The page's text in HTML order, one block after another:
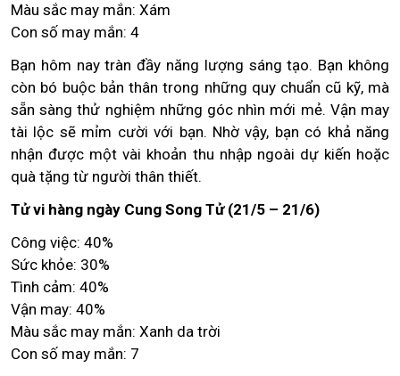
Màu sắc may mắn: Xám
Con số may mắn: 4
Bạn hôm nay tràn đầy năng lượng sáng tạo. Bạn không
còn bó buộc bản thân trong những quy chuẩn cũ kỹ, mà
sẵn sàng thử nghiệm những góc nhìn mới mẻ. Vận may
tài lộc sẽ mỉm cười với bạn. Nhờ vậy, bạn có khả năng
nhận được một vài khoản thu nhập ngoài dự kiến hoặc
quà tặng từ người thân thiết.
Tử vi hàng ngày Cung Song Tử (21/5 – 21/6)
Công việc: 40%
Sức khỏe: 30%
Tình cảm: 40%
Vận may: 40%
Màu sắc may mắn: Xanh da trời
Con số may mắn: 7